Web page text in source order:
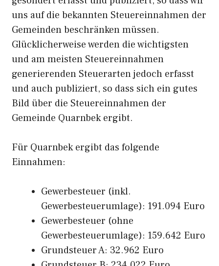
uns auf die bekannten Steuereinnahmen der
Gemeinden beschränken müssen.
Glücklicherweise werden die wichtigsten
und am meisten Steuereinnahmen
generierenden Steuerarten jedoch erfasst
und auch publiziert, so dass sich ein gutes
Bild über die Steuereinnahmen der
Gemeinde Quarnbek ergibt.
Für Quarnbek ergibt das folgende
Einnahmen:
Gewerbesteuer (inkl.
Gewerbesteuerumlage): 191.094 Euro
Gewerbesteuer (ohne
Gewerbesteuerumlage): 159.642 Euro
Grundsteuer A: 32.962 Euro